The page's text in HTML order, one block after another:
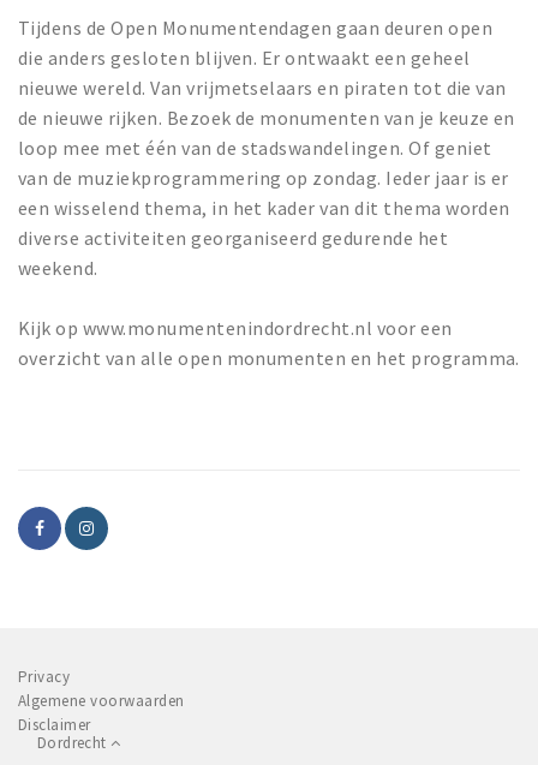
Sport
Natuur
Inloggen
Tijdens de Open Monumentendagen gaan deuren open
die anders gesloten blijven. Er ontwaakt een geheel
nieuwe wereld. Van vrijmetselaars en piraten tot die van
de nieuwe rijken. Bezoek de monumenten van je keuze en
loop mee met één van de stadswandelingen. Of geniet
van de muziekprogrammering op zondag. Ieder jaar is er
een wisselend thema, in het kader van dit thema worden
diverse activiteiten georganiseerd gedurende het
weekend.
Kijk op www.monumentenindordrecht.nl voor een
overzicht van alle open monumenten en het programma.
Privacy
Algemene voorwaarden
Disclaimer
Dordrecht